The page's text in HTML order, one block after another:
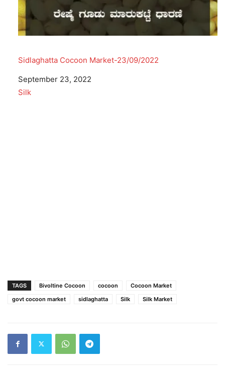
Sidlaghatta Cocoon Market-23/09/2022
Date
September 23, 2022
In relation to
Silk
TAGS Bivoltine Cocoon cocoon
Cocoon Market
govt cocoon market
sidlaghatta Silk Silk Market